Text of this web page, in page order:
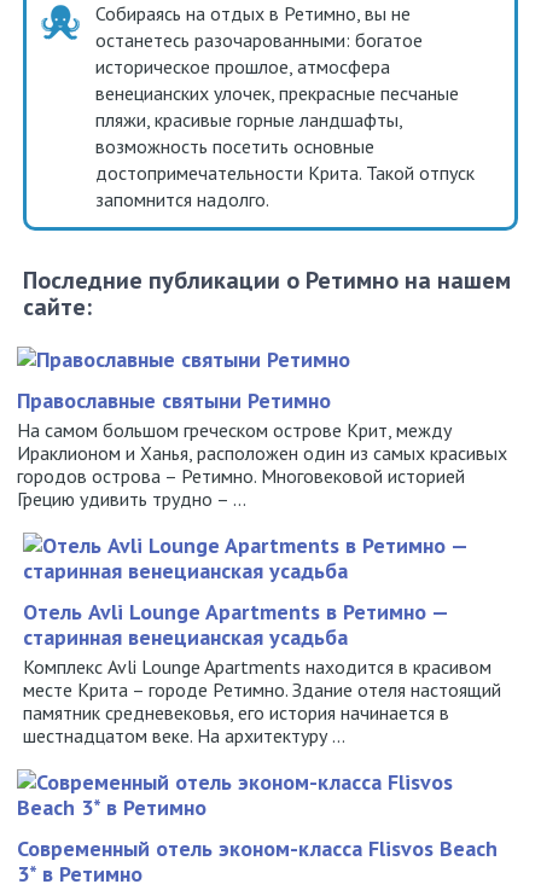
Собираясь на отдых в Ретимно, вы не
останетесь разочарованными: богатое
историческое прошлое, атмосфера
венецианских улочек, прекрасные песчаные
пляжи, красивые горные ландшафты,
возможность посетить основные
достопримечательности Крита. Такой отпуск
запомнится надолго.
Последние публикации о Ретимно на нашем
сайте:
Православные святыни Ретимно
На самом большом греческом острове Крит, между
Ираклионом и Ханья, расположен один из самых красивых
городов острова – Ретимно. Многовековой историей
Грецию удивить трудно – ...
Отель Avli Lounge Apartments в Ретимно —
старинная венецианская усадьба
Комплекс Avli Lounge Apartments находится в красивом
месте Крита – городе Ретимно. Здание отеля настоящий
памятник средневековья, его история начинается в
шестнадцатом веке. На архитектуру ...
Современный отель эконом-класса Flisvos Beach
3* в Ретимно